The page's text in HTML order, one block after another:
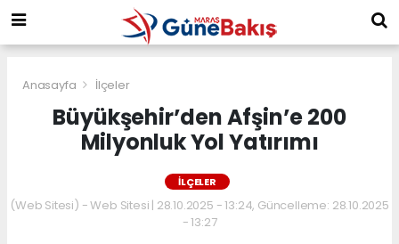
Anasayfa İlçeler
Büyükşehir’den Afşin’e 200
Milyonluk Yol Yatırımı
İLÇELER
(Web Sitesi) - Web Sitesi | 28.10.2025 - 13:24, Güncelleme: 28.10.2025
- 13:27